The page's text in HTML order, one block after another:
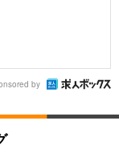
by